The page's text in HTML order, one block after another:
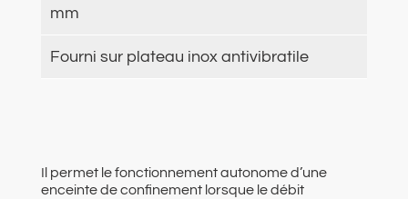
mm
Fourni sur plateau inox antivibratile
Il permet le fonctionnement autonome d’une
enceinte de confinement lorsque le débit